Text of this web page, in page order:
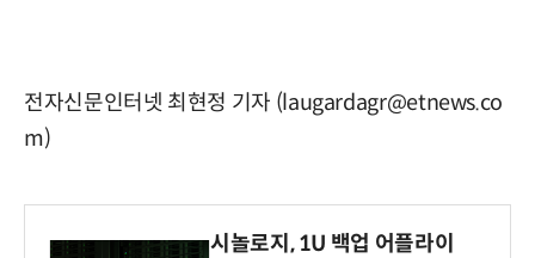
전자신문인터넷 최현정 기자 (laugardagr@etnews.co
m)
시놀로지, 1U 백업 어플라이